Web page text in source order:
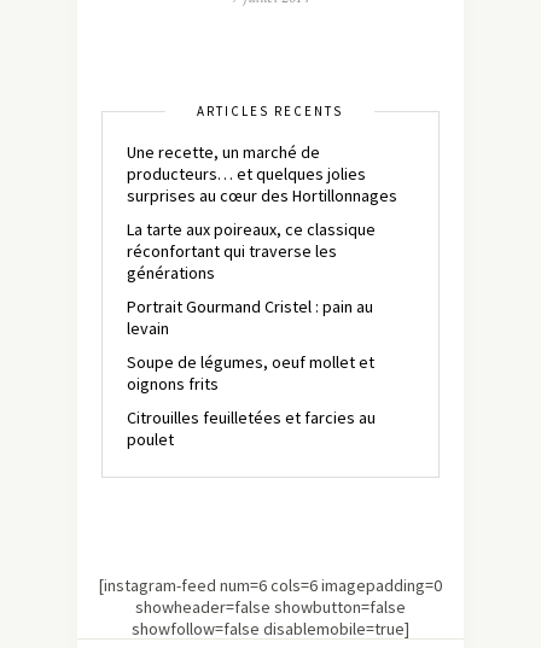
ARTICLES RÉCENTS
Une recette, un marché de
producteurs… et quelques jolies
surprises au cœur des Hortillonnages
La tarte aux poireaux, ce classique
réconfortant qui traverse les
générations
Portrait Gourmand Cristel : pain au
levain
Soupe de légumes, oeuf mollet et
oignons frits
Citrouilles feuilletées et farcies au
poulet
[instagram-feed num=6 cols=6 imagepadding=0
showheader=false showbutton=false
showfollow=false disablemobile=true]